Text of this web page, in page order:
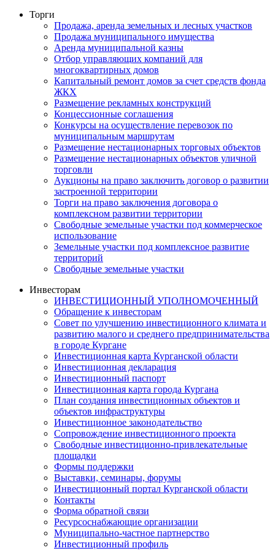
Торги
Продажа, аренда земельных и лесных участков
Продажа муниципального имущества
Аренда муниципальной казны
Отбор управляющих компаний для
многоквартирных домов
Капитальный ремонт домов за счет средств фонда
ЖКХ
Размещение рекламных конструкций
Концессионные соглашения
Конкурсы на осуществление перевозок по
муниципальным маршрутам
Размещение нестационарных торговых объектов
Размещение нестационарных объектов уличной
торговли
Аукционы на право заключить договор о развитии
застроенной территории
Торги на право заключения договора о
комплексном развитии территории
Свободные земельные участки под коммерческое
использование
Земельные участки под комплексное развитие
территорий
Свободные земельные участки
Инвесторам
ИНВЕСТИЦИОННЫЙ УПОЛНОМОЧЕННЫЙ
Обращение к инвесторам
Совет по улучшению инвестиционного климата и
развитию малого и среднего предпринимательства
в городе Кургане
Инвестиционная карта Курганской области
Инвестиционная декларация
Инвестиционный паспорт
Инвестиционная карта города Кургана
План создания инвестиционных объектов и
объектов инфраструктуры
Инвестиционное законодательство
Сопровождение инвестиционного проекта
Свободные инвестиционно-привлекательные
площадки
Формы поддержки
Выставки, семинары, форумы
Инвестиционный портал Курганской области
Контакты
Форма обратной связи
Ресурсоснабжающие организации
Муниципально-частное партнерство
Инвестиционный профиль